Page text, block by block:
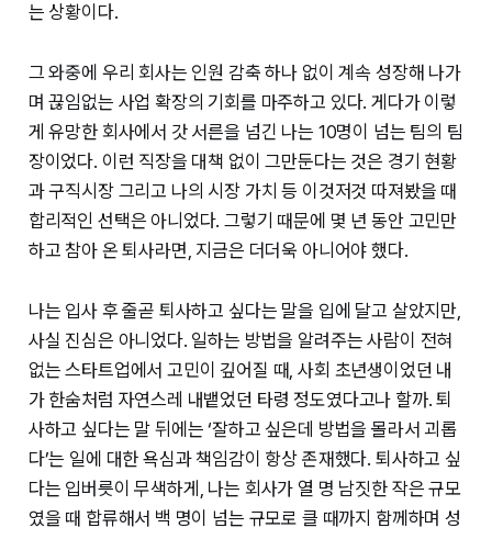
는 상황이다.
그 와중에 우리 회사는 인원 감축 하나 없이 계속 성장해 나가
며 끊임없는 사업 확장의 기회를 마주하고 있다. 게다가 이렇
게 유망한 회사에서 갓 서른을 넘긴 나는 10명이 넘는 팀의 팀
장이었다. 이런 직장을 대책 없이 그만둔다는 것은 경기 현황
과 구직시장 그리고 나의 시장 가치 등 이것저것 따져봤을 때
합리적인 선택은 아니었다. 그렇기 때문에 몇 년 동안 고민만
하고 참아 온 퇴사라면, 지금은 더더욱 아니어야 했다.
나는 입사 후 줄곧 퇴사하고 싶다는 말을 입에 달고 살았지만,
사실 진심은 아니었다. 일하는 방법을 알려주는 사람이 전혀
없는 스타트업에서 고민이 깊어질 때, 사회 초년생이었던 내
가 한숨처럼 자연스레 내뱉었던 타령 정도였다고나 할까. 퇴
사하고 싶다는 말 뒤에는 ‘잘하고 싶은데 방법을 몰라서 괴롭
다’는 일에 대한 욕심과 책임감이 항상 존재했다. 퇴사하고 싶
다는 입버릇이 무색하게, 나는 회사가 열 명 남짓한 작은 규모
였을 때 합류해서 백 명이 넘는 규모로 클 때까지 함께하며 성